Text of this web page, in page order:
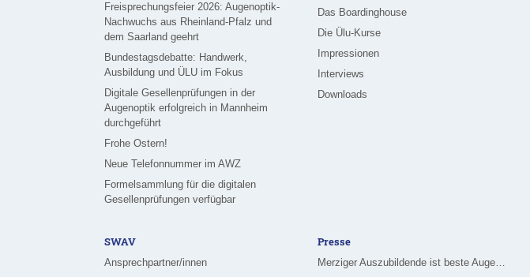
Freisprechungsfeier 2026: Augenoptik-
Nachwuchs aus Rheinland-Pfalz und
dem Saarland geehrt
Bundestagsdebatte: Handwerk,
Ausbildung und ÜLU im Fokus
Digitale Gesellenprüfungen in der
Augenoptik erfolgreich in Mannheim
durchgeführt
Frohe Ostern!
Neue Telefonnummer im AWZ
Formelsammlung für die digitalen
Gesellenprüfungen verfügbar
Das Boardinghouse
Die Ülu-Kurse
Impressionen
Interviews
Downloads
SWAV
Ansprechpartner/innen
Presse
Merziger Auszubildende ist beste Augenoptikerin im Saarland